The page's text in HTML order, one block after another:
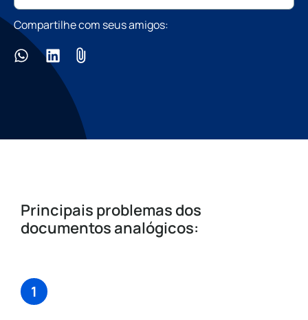
Compartilhe com seus amigos:
Principais problemas dos
documentos analógicos:
1